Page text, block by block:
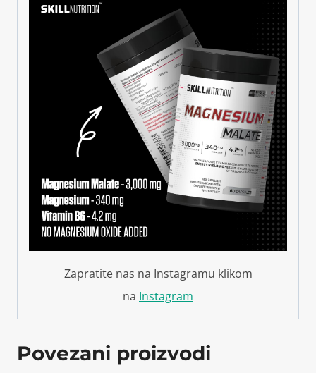
Zapratite nas na Instagramu klikom
na Instagram
Povezani proizvodi